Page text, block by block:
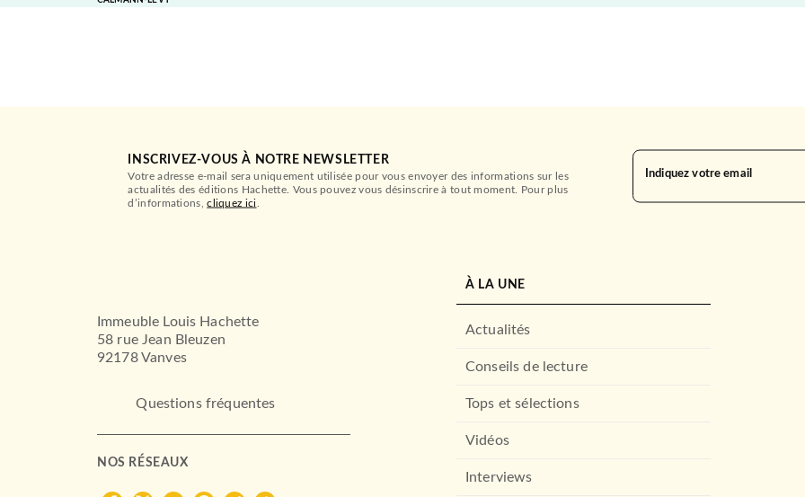
INSCRIVEZ-VOUS À NOTRE NEWSLETTER
Votre adresse e-mail sera uniquement utilisée pour vous envoyer des informations sur les
actualités des éditions Hachette. Vous pouvez vous désinscrire à tout moment. Pour plus
d’informations,cliquez ici
Indiquez votre email
Immeuble Louis Hachette
58 rue Jean Bleuzen
92178 Vanves
Questions fréquentes
NOS RÉSEAUX
À LA UNE
Actualités
Conseils de lecture
Tops et sélections
Vidéos
Interviews